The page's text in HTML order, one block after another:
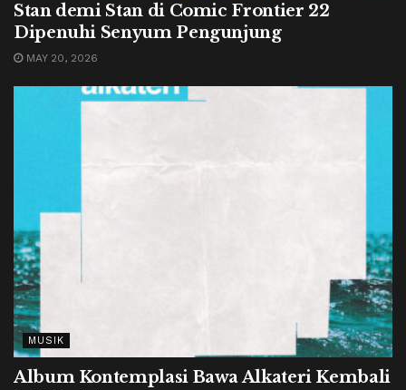
Stan demi Stan di Comic Frontier 22
Dipenuhi Senyum Pengunjung
MAY 20, 2026
MUSIK
Album Kontemplasi Bawa Alkateri Kembali